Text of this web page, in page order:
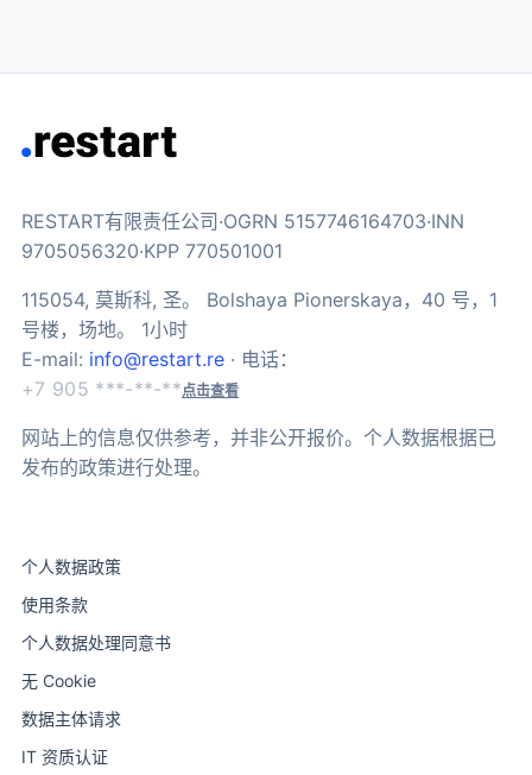
RESTART有限责任公司·OGRN 5157746164703·INN
9705056320·KPP 770501001
115054, 莫斯科, 圣。 Bolshaya Pionerskaya，40 号，1
号楼，场地。 1小时
E-mail: info@restart.re · 电话：
+7 905 ***-**-**点击查看
网站上的信息仅供参考，并非公开报价。个人数据根据已
发布的政策进行处理。
个人数据政策
使用条款
个人数据处理同意书
无 Cookie
数据主体请求
IT 资质认证